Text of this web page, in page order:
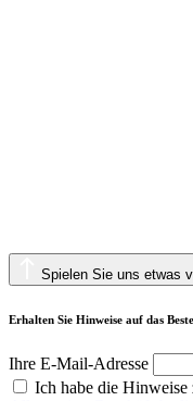
Spielen Sie uns etwas
Erhalten Sie Hinweise auf das
Ihre E-Mail-Adresse
Ich habe die Hinweise